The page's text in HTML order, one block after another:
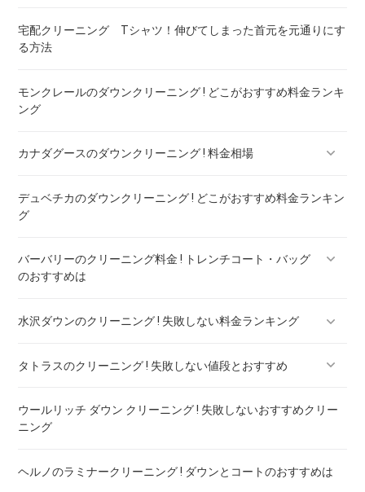
宅配クリーニング Tシャツ！伸びてしまった首元を元通りにす
る方法
モンクレールのダウンクリーニング ! どこがおすすめ料金ランキ
ング
カナダグースのダウンクリーニング ! 料金相場
カナダグースのダウンのリペア ! 料金ランキング
デュベチカのダウンクリーニング ! どこがおすすめ料金ランキン
グ
バーバリーのクリーニング料金 ! トレンチコート・バッグ
のおすすめは
バーバリー ダウン クリーニング ! 料金ランキング
水沢ダウンのクリーニング ! 失敗しない料金ランキング
水沢ダウンのリペア ! 料金ランキング
タトラスのクリーニング ! 失敗しない値段とおすすめ
タトラスのダウンのリペア ! 料金ランキング
ウールリッチ ダウン クリーニング ! 失敗しないおすすめクリー
ニング
ヘルノのラミナークリーニング ! ダウンとコートのおすすめは